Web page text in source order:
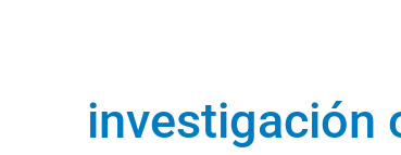
investigación